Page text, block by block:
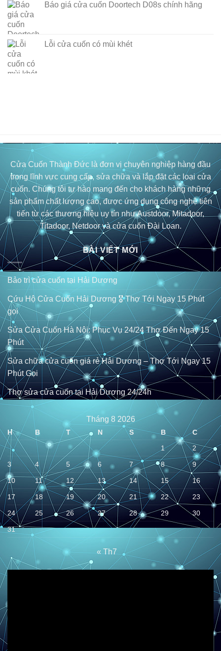
Báo giá cửa cuốn Doortech D08s chính hãng
Lỗi cửa cuốn có mùi khét
Cửa Cuốn Thành Đức là đơn vị chuyên nghiệp hàng đầu
trong lĩnh vực cung cấp, sửa chữa và lắp đặt các loại cửa
cuốn. Chúng tôi tự hào mang đến cho khách hàng những
sản phẩm chất lượng cao, được ứng dụng công nghệ tiên
tiến từ các thương hiệu uy tín như Austdoor, Mitadoor,
Titadoor, Netdoor và cửa cuốn Đài Loan.
BÀI VIẾT MỚI
Bảo trì cửa cuốn tại Hải Dương
Cứu Hộ Cửa Cuốn Hải Dương 🎖️ Thợ Tới Ngay 15 Phút
gọi
Sửa Cửa Cuốn Hà Nội: Phục Vụ 24/24 Thợ Đến Ngay 15
Phút
Sửa chữa cửa cuốn giá rẻ Hải Dương – Thợ Tới Ngay 15
Phút Gọi
Thợ sửa cửa cuốn tại Hải Dương 24/24h
Tháng 8 2026
H B T N S B
C
1
2
3 4 5 6 7 8 9
10 11 12 13 14 15 16
17 18 19 20 21 22 23
24 25 26 27 28 29 30
31
« Th7